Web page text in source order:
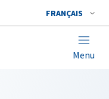
FRANÇAIS
Menu